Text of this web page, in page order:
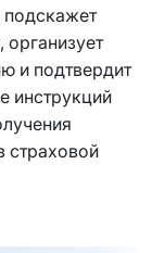
подскажет
и подтвердит
инструкций
страховой